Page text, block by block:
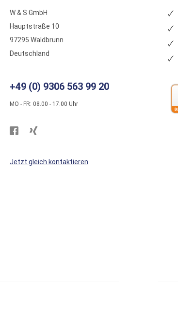
W & S GmbH
Hauptstraße 10
97295 Waldbrunn
Deutschland
+49 (0) 9306 563 99 20
MO - FR: 08.00 - 17.00 Uhr
Besuchen
WS
WS
Jetzt gleich kontaktieren